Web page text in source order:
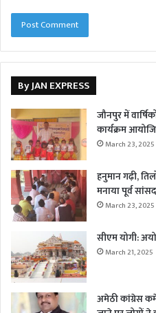
By JAN EXPRESS
जौनपुर में
कार्यक्रम
March 23, 2025
हनुमान गढ़ी,
मनाया पूर्व
March 23, 2025
सीएम योगी:
March 21, 2025
अमेठी कांग्रेस